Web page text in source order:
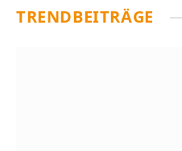
TRENDBEITRÄGE